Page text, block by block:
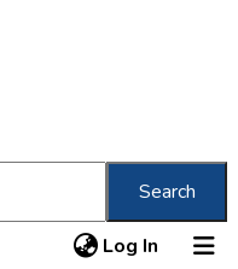
Search
Log In (current)